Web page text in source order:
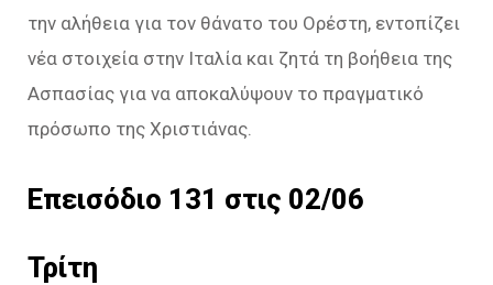
την αλήθεια για τον θάνατο του Ορέστη, εντοπίζει
νέα στοιχεία στην Ιταλία και ζητά τη βοήθεια της
Ασπασίας για να αποκαλύψουν το πραγματικό
πρόσωπο της Χριστιάνας.
Επεισόδιο 131 στις 02/06
Τρίτη